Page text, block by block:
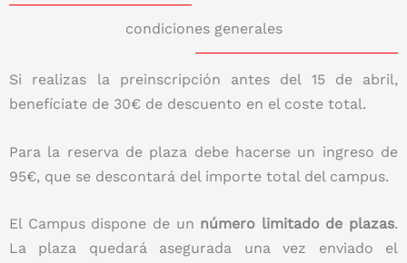
condiciones generales
Si realizas la preinscripción antes del 15 de abril,
benefíciate de 30€ de descuento en el coste total.
Para la reserva de plaza debe hacerse un ingreso de
95€, que se descontará del importe total del campus.
El Campus dispone de un número limitado de plazas.
La plaza quedará asegurada una vez enviado el